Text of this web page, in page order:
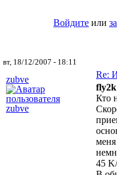
Войдите или
вт, 18/12/2007 - 18:11
zubve
Re:
Кто
45